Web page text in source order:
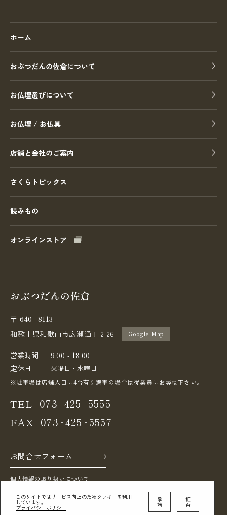
ホーム
おぶつだんの佐倉について
お仏壇選びについて
お仏壇 / お仏具
店舗と会社のご案内
さくらトピックス
読みもの
オンラインストア
おぶつだんの佐倉
〒 640 - 8113
和歌山県和歌山市広瀬通丁 2-26 Google Map
営業時間
9:00 - 18:00
定休日
火曜日・水曜日
※駐車場は店舗入口に4台有り満車の場合は従業員にお尋ね下さい。
TEL 073 -425 - 5555
FAX 073 -425 - 5557
お問合せフォーム
個人情報の取り扱いについて
このサイトではサービス向上のためクッキーを利用
しています。
プライバシーポリシー
承
諾
拒
否